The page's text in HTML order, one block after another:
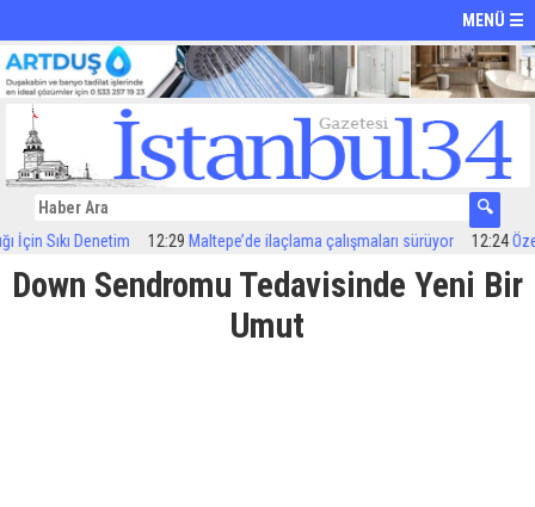
MENÜ ☰
Denetim 12:29 Maltepe’de ilaçlama çalışmaları sürüyor 12:24 Özel
Down Sendromu Tedavisinde Yeni Bir
Umut